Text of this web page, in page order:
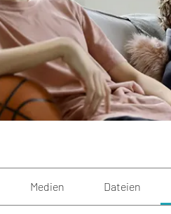
Medien Dateien